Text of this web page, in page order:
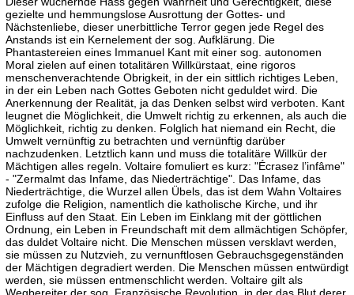
gezielte und hemmungslose Ausrottung der Gottes- und
Nächstenliebe, dieser unerbittliche Terror gegen jede Regel des
Anstands ist ein Kernelement der sog. Aufklärung. Die
Phantastereien eines Immanuel Kant mit einer sog. autonomen
Moral zielen auf einen totalitären Willkürstaat, eine rigoros
menschenverachtende Obrigkeit, in der ein sittlich richtiges Leben,
in der ein Leben nach Gottes Geboten nicht geduldet wird. Die
Anerkennung der Realität, ja das Denken selbst wird verboten. Kant
leugnet die Möglichkeit, die Umwelt richtig zu erkennen, als auch die
Möglichkeit, richtig zu denken. Folglich hat niemand ein Recht, die
Umwelt vernünftig zu betrachten und vernünftig darüber
nachzudenken. Letztlich kann und muss die totalitäre Willkür der
Mächtigen alles regeln. Voltaire fomuliert es kurz: "Écrasez l’infâme"
- "Zermalmt das Infame, das Niederträchtige". Das Infame, das
Niederträchtige, die Wurzel allen Übels, das ist dem Wahn Voltaires
zufolge die Religion, namentlich die katholische Kirche, und ihr
Einfluss auf den Staat. Ein Leben im Einklang mit der göttlichen
Ordnung, ein Leben in Freundschaft mit dem allmächtigen Schöpfer,
das duldet Voltaire nicht. Die Menschen müssen versklavt werden,
sie müssen zu Nutzvieh, zu vernunftlosen Gebrauchsgegenständen
der Mächtigen degradiert werden. Die Menschen müssen entwürdigt
werden, sie müssen entmenschlicht werden. Voltaire gilt als